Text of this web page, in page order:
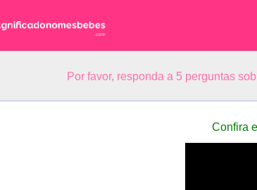
Por favor, responda a 5 perguntas
Confira